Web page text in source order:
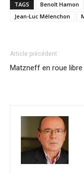
TAGS Benoît Hamon
Jean-Luc Mélenchon
Article précédent
Matzneff en roue libre